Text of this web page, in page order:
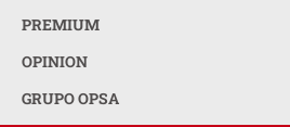
PREMIUM
OPINION
GRUPO OPSA